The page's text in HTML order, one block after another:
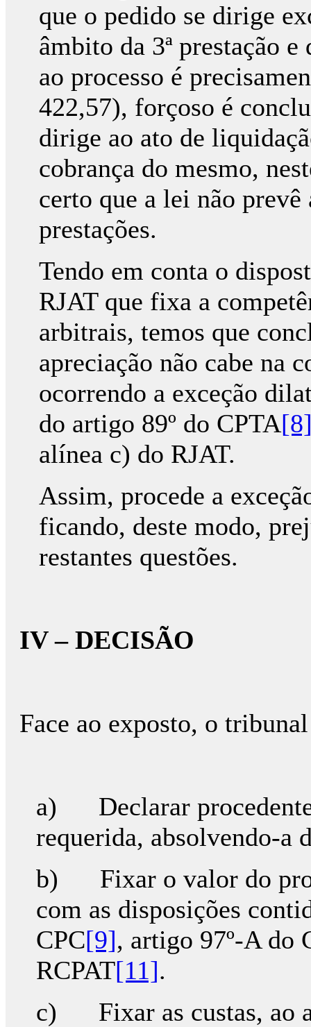
que o pedido se dirige
âmbito da 3ª prestação
ao processo é
422,57), forçoso é
dirige ao ato de
cobrança do mesmo,
certo que a lei não
prestações.
Tendo em conta o
RJAT que fixa a
arbitrais, temos que
apreciação não cabe na
ocorrendo a exceção
do artigo 89º do CPTA
alínea c) do RJAT.
Assim, procede a
ficando, deste modo,
restantes questões.
IV – DECISÃO
Face ao exposto, o
a) Declarar procedente
requerida, absolvendo-a
b) Fixar o valor do
com as disposições
CPC[9], artigo 97º-A do
RCPAT[11].
c) Fixar as custas, ao